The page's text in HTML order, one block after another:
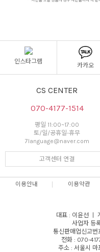
인스타그램
카카오
CS CENTER
070-4177-1514
평일 11:00~17:00
토/일/공휴일-휴무
7language@naver.com
고객센터 연결
이용안내 이용약관
대표 : 이윤선 ㅣ
사업자 등
통신판매업신고
전화 : 070-
주소 : 서울시